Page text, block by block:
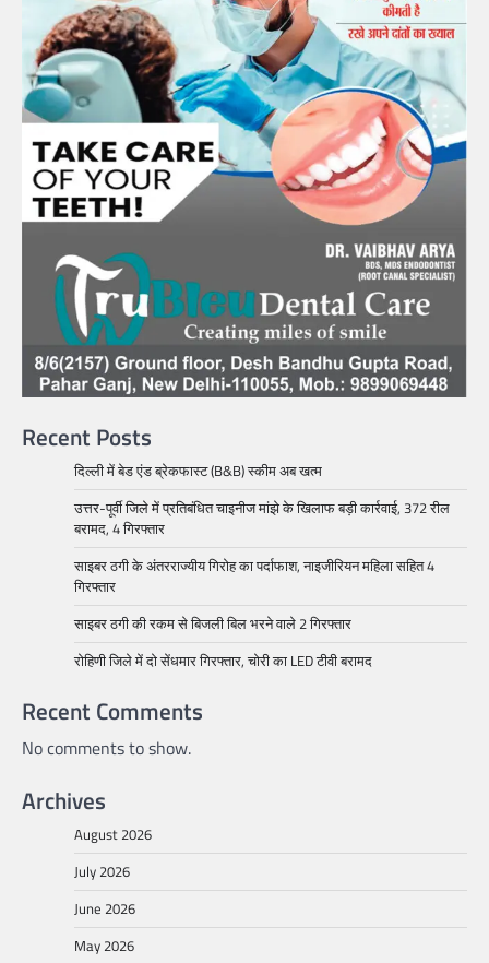
Recent Posts
दिल्ली में बेड एंड ब्रेकफास्ट (B&B) स्कीम अब खत्म
उत्तर-पूर्वी जिले में प्रतिबंधित चाइनीज मांझे के खिलाफ बड़ी कार्रवाई, 372 रील
बरामद, 4 गिरफ्तार
साइबर ठगी के अंतरराज्यीय गिरोह का पर्दाफाश, नाइजीरियन महिला सहित 4
गिरफ्तार
साइबर ठगी की रकम से बिजली बिल भरने वाले 2 गिरफ्तार
रोहिणी जिले में दो सेंधमार गिरफ्तार, चोरी का LED टीवी बरामद
Recent Comments
No comments to show.
Archives
August 2026
July 2026
June 2026
May 2026